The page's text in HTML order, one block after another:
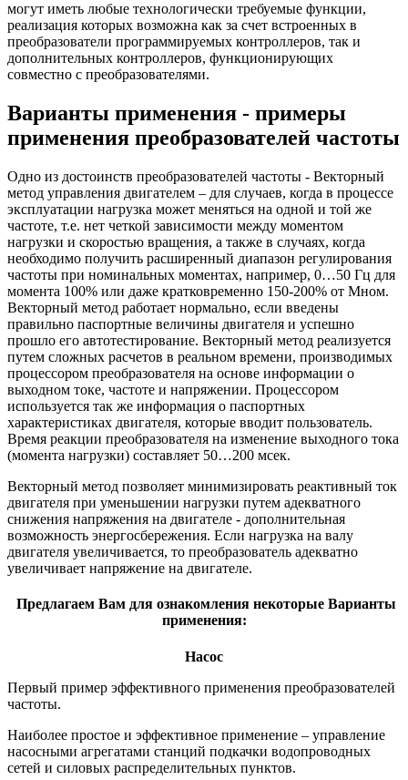
могут иметь любые технологически требуемые функции,
реализация которых возможна как за счет встроенных в
преобразователи программируемых контроллеров, так и
дополнительных контроллеров, функционирующих
совместно с преобразователями.
Варианты применения - примеры
применения преобразователей частоты
Одно из достоинств преобразователей частоты - Векторный
метод управления двигателем – для случаев, когда в процессе
эксплуатации нагрузка может меняться на одной и той же
частоте, т.е. нет четкой зависимости между моментом
нагрузки и скоростью вращения, а также в случаях, когда
необходимо получить расширенный диапазон регулирования
частоты при номинальных моментах, например, 0…50 Гц для
момента 100% или даже кратковременно 150-200% от Мном.
Векторный метод работает нормально, если введены
правильно паспортные величины двигателя и успешно
прошло его автотестирование. Векторный метод реализуется
путем сложных расчетов в реальном времени, производимых
процессором преобразователя на основе информации о
выходном токе, частоте и напряжении. Процессором
используется так же информация о паспортных
характеристиках двигателя, которые вводит пользователь.
Время реакции преобразователя на изменение выходного тока
(момента нагрузки) составляет 50…200 мсек.
Векторный метод позволяет минимизировать реактивный ток
двигателя при уменьшении нагрузки путем адекватного
снижения напряжения на двигателе - дополнительная
возможность энергосбережения. Если нагрузка на валу
двигателя увеличивается, то преобразователь адекватно
увеличивает напряжение на двигателе.
Предлагаем Вам для ознакомления некоторые Варианты
применения:
Насос
Первый пример эффективного применения преобразователей
частоты.
Наиболее простое и эффективное применение – управление
насосными агрегатами станций подкачки водопроводных
сетей и силовых распределительных пунктов.